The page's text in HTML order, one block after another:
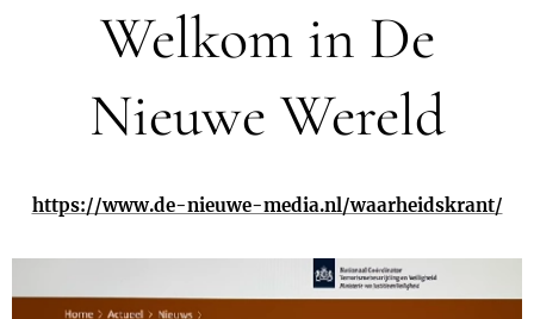
Welkom in De
Nieuwe Wereld
https://www.de-nieuwe-media.nl/waarheidskrant/